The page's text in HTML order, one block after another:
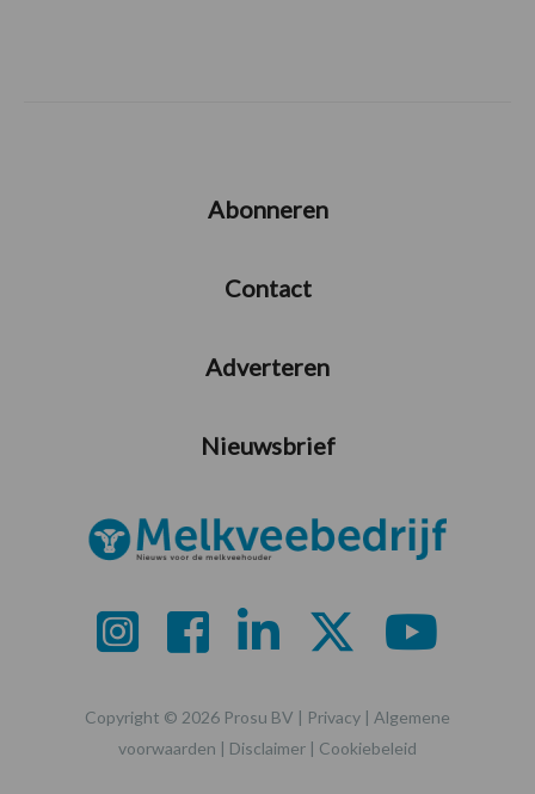
Abonneren
Contact
Adverteren
Nieuwsbrief
Copyright © 2026 Prosu BV | Privacy | Algemene
voorwaarden | Disclaimer | Cookiebeleid